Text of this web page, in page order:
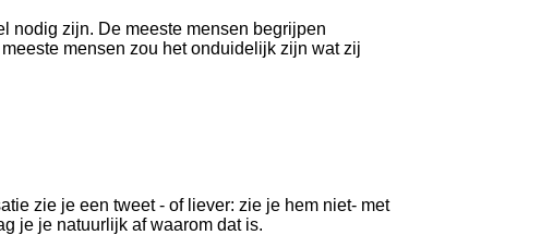
nodig zijn. De meeste mensen begrijpen
mensen zou het onduidelijk zijn wat zij
zie je een tweet - of liever: zie je hem niet- met
je je natuurlijk af waarom dat is.